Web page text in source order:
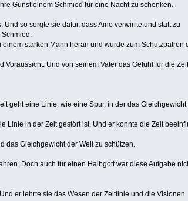
Gestalt an um ihre Gunst einem Schmied
so sorgte sie dafür, dass Aine verwirrte und statt zu
legte sich zu dem Schmied.
zu einem starken Mann heran und wurde
Weisheit und Voraussicht. Und von seinem
starken Gabe...
die Zeit geht eine Linie, wie eine Spur, in der
und wo die Linie in der Zeit gestört ist. Und er
zu werden und das
zu bewahren. Doch auch für einen Halbgott
er lehrte sie das Wesen der Zeitlinie und die Visionen